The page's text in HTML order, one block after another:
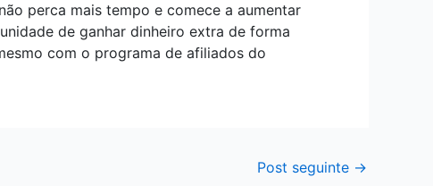
perca mais tempo e comece a aumentar
de ganhar dinheiro extra de forma
com o programa de afiliados do
Post seguinte →